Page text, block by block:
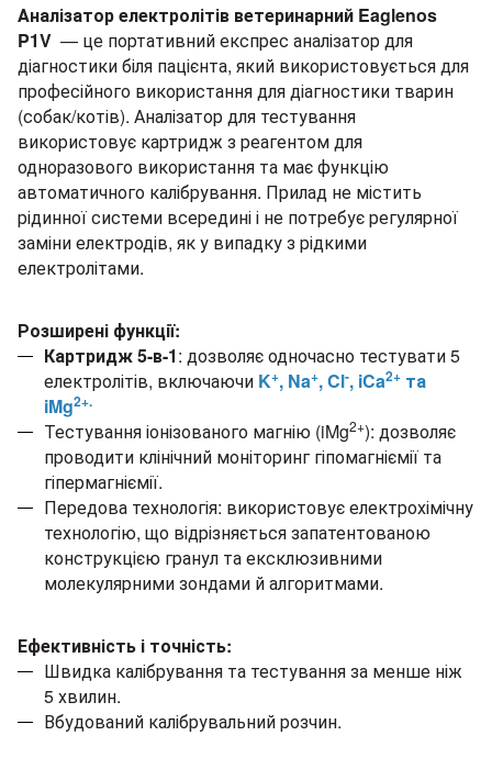
Аналізатор електролітів ветеринарний Eaglenos
P1V — це портативний експрес аналізатор для
діагностики біля пацієнта, який використовується для
професійного використання для діагностики тварин
(собак/котів). Аналізатор для тестування
використовує картридж з реагентом для
одноразового використання та має функцію
автоматичного калібрування. Прилад не містить
рідинної системи всередині і не потребує регулярної
заміни електродів, як у випадку з рідкими
електролітами.
Розширені функції:
Картридж 5-в-1: дозволяє одночасно тестувати 5
електролітів, включаючи K+, Na+, Cl-, iCa2+ та
iMg2+.
Тестування іонізованого магнію (iMg2+): дозволяє
проводити клінічний моніторинг гіпомагніємії та
гіпермагніємії.
Передова технологія: використовує електрохімічну
технологію, що відрізняється запатентованою
конструкцією гранул та ексклюзивними
молекулярними зондами й алгоритмами.
Ефективність і точність:
Швидка калібрування та тестування за менше ніж
5 хвилин.
Вбудований калібрувальний розчин.